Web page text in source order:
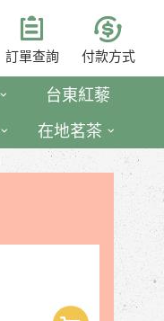
訂單查詢 付款方式
台東紅藜
在地茗茶